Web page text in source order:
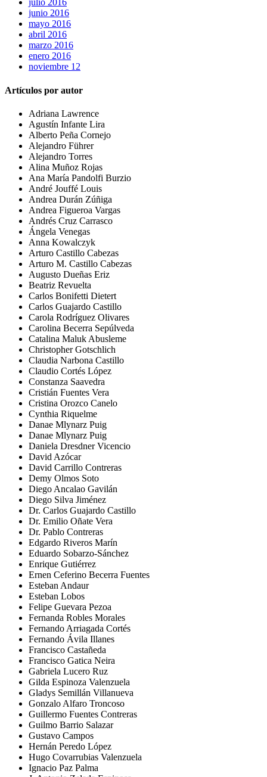
julio 2016
junio 2016
mayo 2016
abril 2016
marzo 2016
enero 2016
noviembre 12
Artículos por autor
Adriana Lawrence
Agustín Infante Lira
Alberto Peña Cornejo
Alejandro Führer
Alejandro Torres
Alina Muñoz Rojas
Ana María Pandolfi Burzio
André Jouffé Louis
Andrea Durán Zúñiga
Andrea Figueroa Vargas
Andrés Cruz Carrasco
Ángela Venegas
Anna Kowalczyk
Arturo Castillo Cabezas
Arturo M. Castillo Cabezas
Augusto Dueñas Eriz
Beatriz Revuelta
Carlos Bonifetti Dietert
Carlos Guajardo Castillo
Carola Rodríguez Olivares
Carolina Becerra Sepúlveda
Catalina Maluk Abusleme
Christopher Gotschlich
Claudia Narbona Castillo
Claudio Cortés López
Constanza Saavedra
Cristián Fuentes Vera
Cristina Orozco Canelo
Cynthia Riquelme
Danae Mlynarz Puig
Danae Mlynarz Puig
Daniela Dresdner Vicencio
David Azócar
David Carrillo Contreras
Demy Olmos Soto
Diego Ancalao Gavilán
Diego Silva Jiménez
Dr. Carlos Guajardo Castillo
Dr. Emilio Oñate Vera
Dr. Pablo Contreras
Edgardo Riveros Marín
Eduardo Sobarzo-Sánchez
Enrique Gutiérrez
Ernen Ceferino Becerra Fuentes
Esteban Andaur
Esteban Lobos
Felipe Guevara Pezoa
Fernanda Robles Morales
Fernando Arriagada Cortés
Fernando Ávila Illanes
Francisco Castañeda
Francisco Gatica Neira
Gabriela Lucero Ruz
Gilda Espinoza Valenzuela
Gladys Semillán Villanueva
Gonzalo Alfaro Troncoso
Guillermo Fuentes Contreras
Guilmo Barrio Salazar
Gustavo Campos
Hernán Peredo López
Hugo Covarrubias Valenzuela
Ignacio Paz Palma